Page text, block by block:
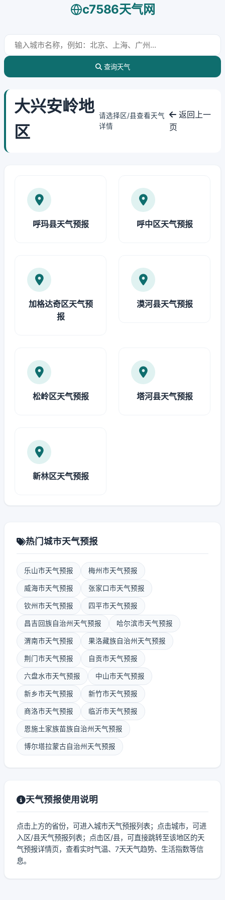
c7586天气网
查询天气
大兴安岭地
区
请选择区/县查看天气
详情
返回上一
页
呼玛县天气预报 呼中区天气预报
加格达奇区天气预
报
漠河县天气预报
松岭区天气预报 塔河县天气预报
新林区天气预报
热门城市天气预报
乐山市天气预报 梅州市天气预报
威海市天气预报 张家口市天气预报
钦州市天气预报 四平市天气预报
昌吉回族自治州天气预报 哈尔滨市天气预报
渭南市天气预报 果洛藏族自治州天气预报
荆门市天气预报 自贡市天气预报
六盘水市天气预报 中山市天气预报
新乡市天气预报 新竹市天气预报
商洛市天气预报 临沂市天气预报
恩施土家族苗族自治州天气预报
博尔塔拉蒙古自治州天气预报
天气预报使用说明
点击上方的省份，可进入城市天气预报列表；点击城市，可进
入区/县天气预报列表；点击区/县，可直接跳转至该地区的天
气预报详情页，查看实时气温、7天天气趋势、生活指数等信
息。